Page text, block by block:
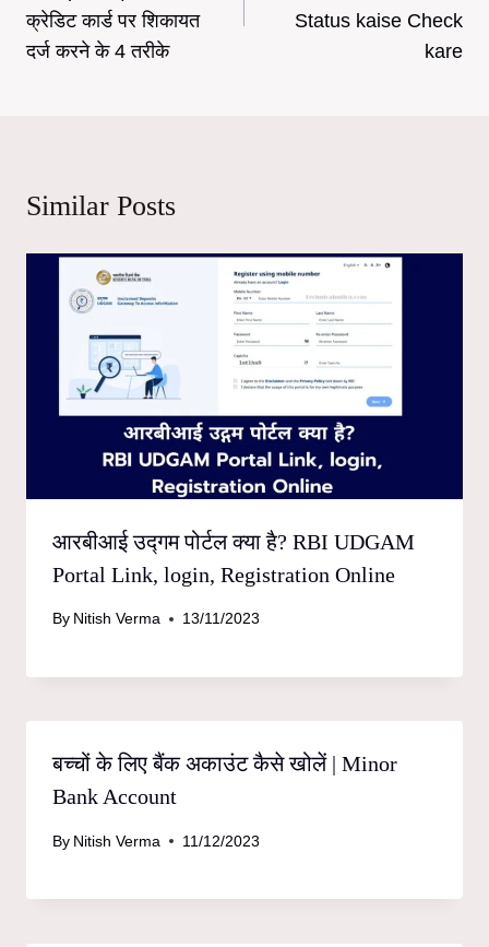
क्रेडिट कार्ड पर शिकायत
दर्ज करने के 4 तरीके
Status kaise Check
kare
Similar Posts
आरबीआई उद्गम पोर्टल क्या है? RBI UDGAM
Portal Link, login, Registration Online
By Nitish Verma 13/11/2023
बच्चों के लिए बैंक अकाउंट कैसे खोलें | Minor
Bank Account
By Nitish Verma 11/12/2023